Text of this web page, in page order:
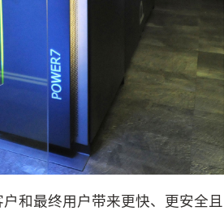
和最终用户带来更快、更安全且